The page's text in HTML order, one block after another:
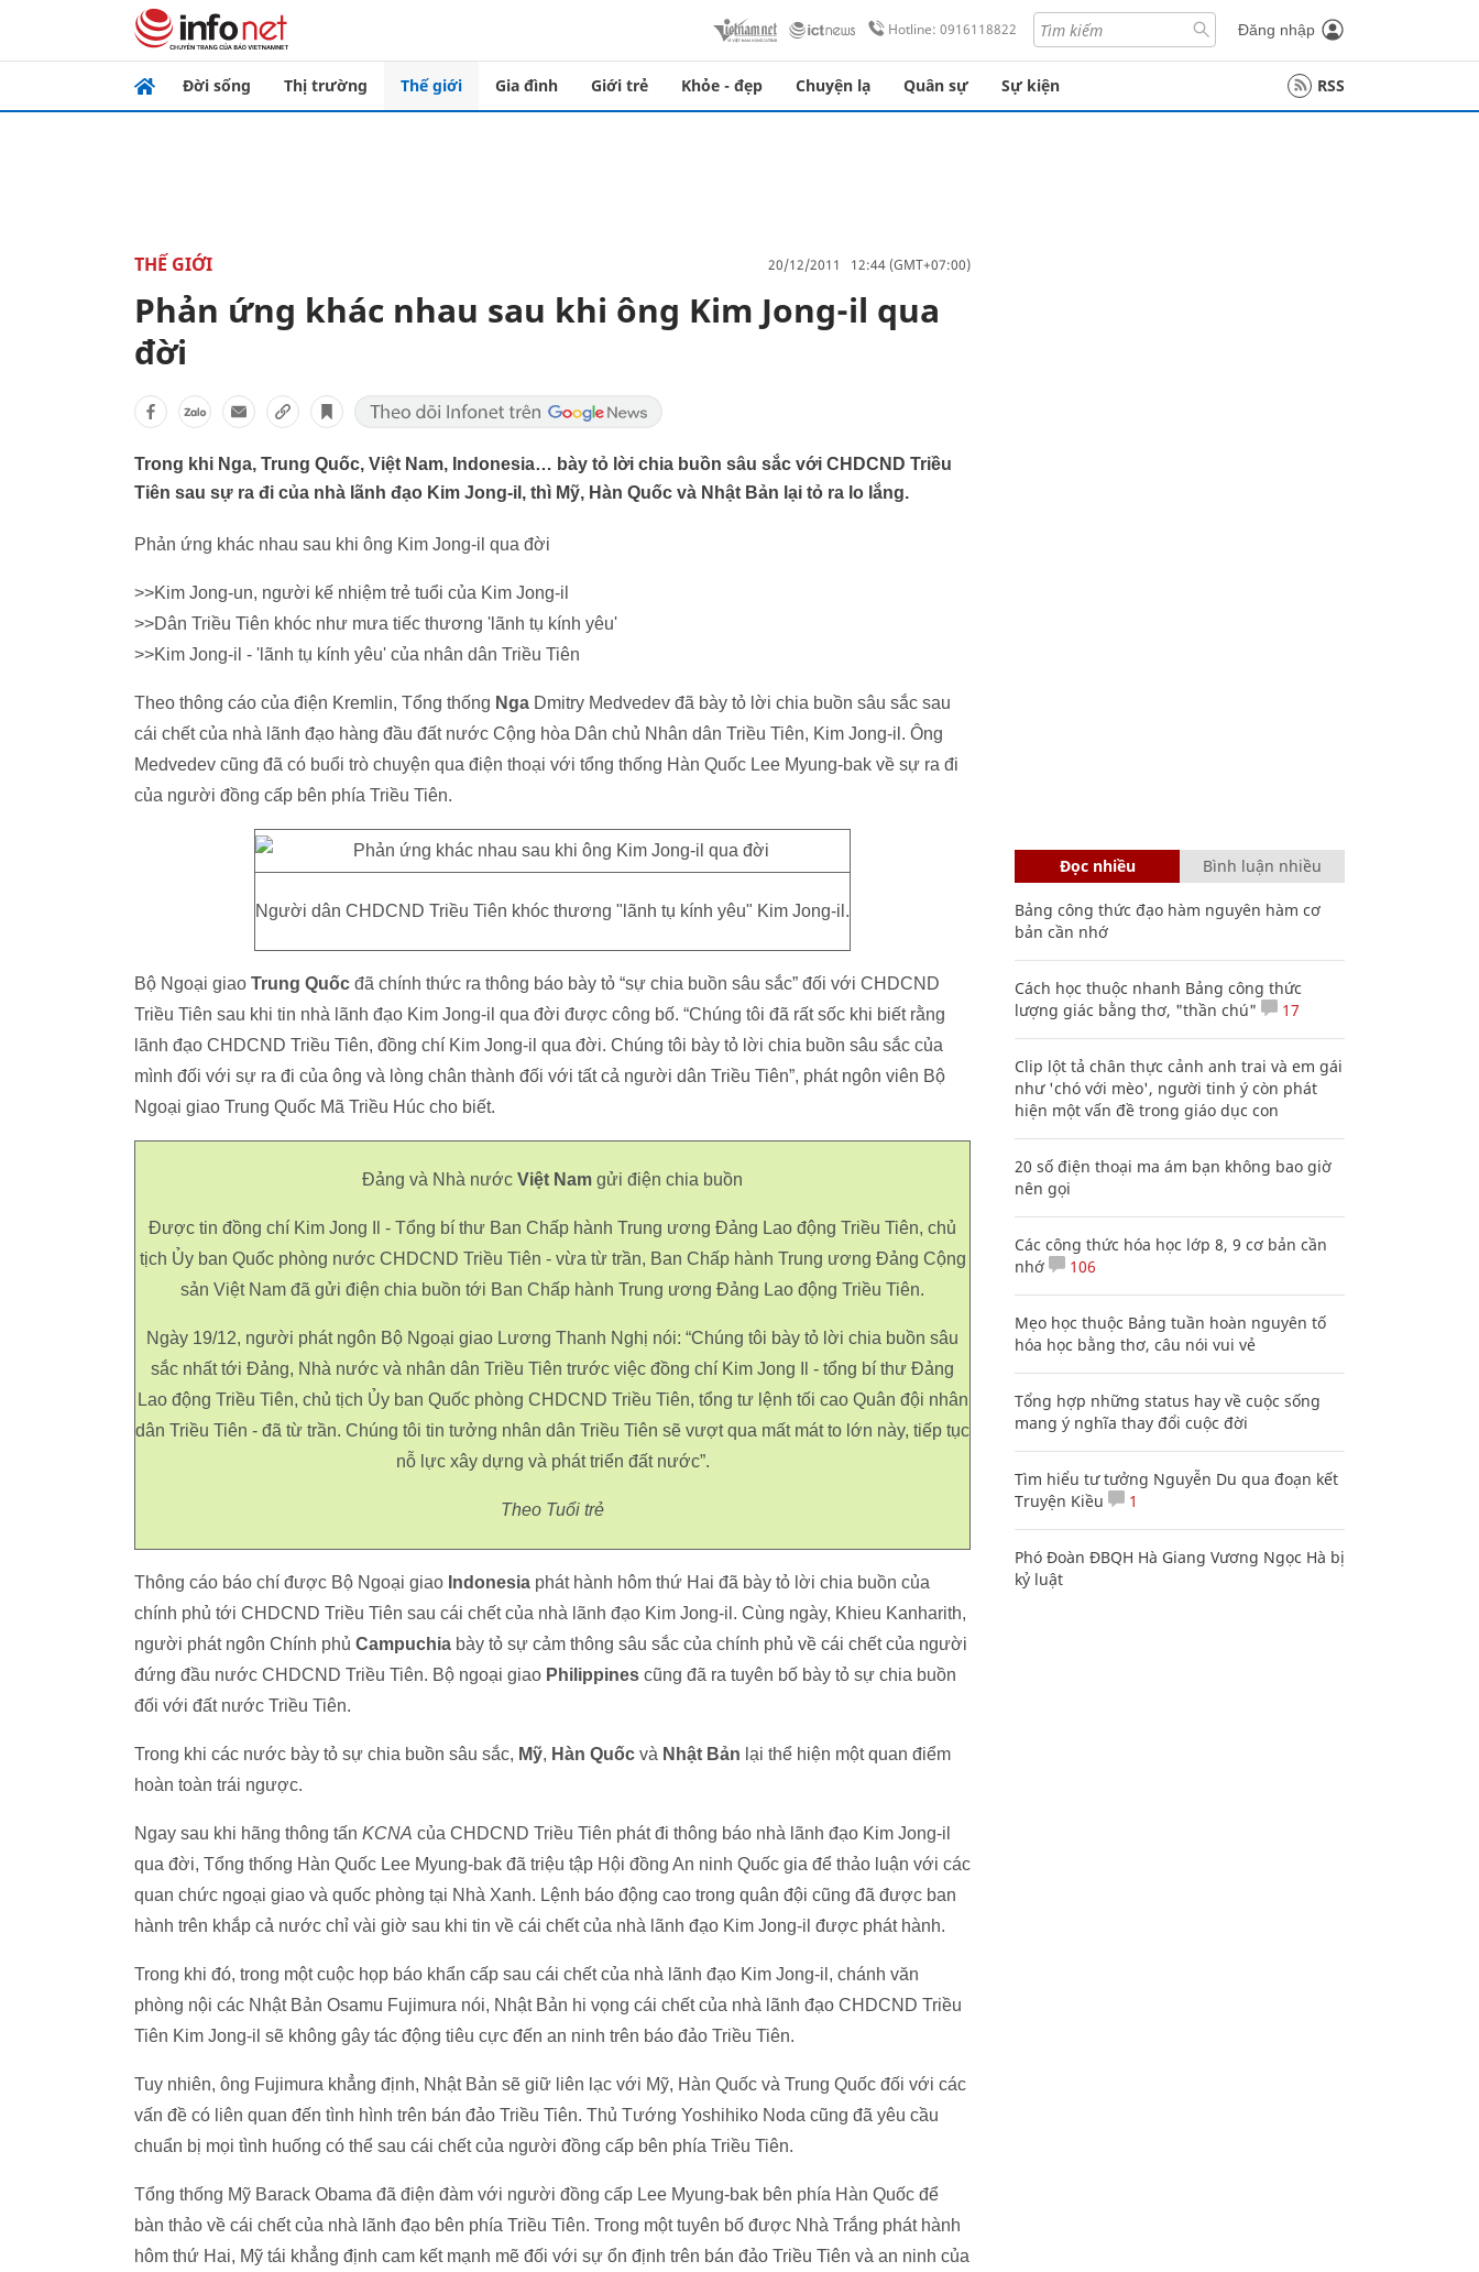
Hotline: 0916118822 Đăng nhập
Đời sống Thị trường Thế giới Gia đình Giới trẻ Khỏe - đẹp Chuyện lạ Quân sự Sự kiện RSS
THẾ GIỚI 20/12/2011 12:44 (GMT+07:00)
Phản ứng khác nhau sau khi ông Kim Jong-il qua
đời
Trong khi Nga, Trung Quốc, Việt Nam, Indonesia… bày tỏ lời chia buồn sâu sắc với CHDCND Triều
Tiên sau sự ra đi của nhà lãnh đạo Kim Jong-il, thì Mỹ, Hàn Quốc và Nhật Bản lại tỏ ra lo lắng.
Phản ứng khác nhau sau khi ông Kim Jong-il qua đời
>>Kim Jong-un, người kế nhiệm trẻ tuổi của Kim Jong-il
>>Dân Triều Tiên khóc như mưa tiếc thương 'lãnh tụ kính yêu'
>>Kim Jong-il - 'lãnh tụ kính yêu' của nhân dân Triều Tiên
Theo thông cáo của điện Kremlin, Tổng thống Nga Dmitry Medvedev đã bày tỏ lời chia buồn sâu sắc sau
cái chết của nhà lãnh đạo hàng đầu đất nước Cộng hòa Dân chủ Nhân dân Triều Tiên, Kim Jong-il. Ông
Medvedev cũng đã có buổi trò chuyện qua điện thoại với tổng thống Hàn Quốc Lee Myung-bak về sự ra đi
của người đồng cấp bên phía Triều Tiên.
Người dân CHDCND Triều Tiên khóc thương "lãnh tụ kính yêu" Kim Jong-il.
Bộ Ngoại giao Trung Quốc đã chính thức ra thông báo bày tỏ “sự chia buồn sâu sắc” đối với CHDCND
Triều Tiên sau khi tin nhà lãnh đạo Kim Jong-il qua đời được công bố. “Chúng tôi đã rất sốc khi biết rằng
lãnh đạo CHDCND Triều Tiên, đồng chí Kim Jong-il qua đời. Chúng tôi bày tỏ lời chia buồn sâu sắc của
mình đối với sự ra đi của ông và lòng chân thành đối với tất cả người dân Triều Tiên”, phát ngôn viên Bộ
Ngoại giao Trung Quốc Mã Triều Húc cho biết.
Đảng và Nhà nước Việt Nam gửi điện chia buồn
Được tin đồng chí Kim Jong Il - Tổng bí thư Ban Chấp hành Trung ương Đảng Lao động Triều Tiên, chủ
tịch Ủy ban Quốc phòng nước CHDCND Triều Tiên - vừa từ trần, Ban Chấp hành Trung ương Đảng Cộng
sản Việt Nam đã gửi điện chia buồn tới Ban Chấp hành Trung ương Đảng Lao động Triều Tiên.
Ngày 19/12, người phát ngôn Bộ Ngoại giao Lương Thanh Nghị nói: “Chúng tôi bày tỏ lời chia buồn sâu
sắc nhất tới Đảng, Nhà nước và nhân dân Triều Tiên trước việc đồng chí Kim Jong Il - tổng bí thư Đảng
Lao động Triều Tiên, chủ tịch Ủy ban Quốc phòng CHDCND Triều Tiên, tổng tư lệnh tối cao Quân đội nhân
dân Triều Tiên - đã từ trần. Chúng tôi tin tưởng nhân dân Triều Tiên sẽ vượt qua mất mát to lớn này, tiếp tục
nỗ lực xây dựng và phát triển đất nước”.
Theo Tuổi trẻ
Thông cáo báo chí được Bộ Ngoại giao Indonesia phát hành hôm thứ Hai đã bày tỏ lời chia buồn của
chính phủ tới CHDCND Triều Tiên sau cái chết của nhà lãnh đạo Kim Jong-il. Cùng ngày, Khieu Kanharith,
người phát ngôn Chính phủ Campuchia bày tỏ sự cảm thông sâu sắc của chính phủ về cái chết của người
đứng đầu nước CHDCND Triều Tiên. Bộ ngoại giao Philippines cũng đã ra tuyên bố bày tỏ sự chia buồn
đối với đất nước Triều Tiên.
Trong khi các nước bày tỏ sự chia buồn sâu sắc, Mỹ, Hàn Quốc và Nhật Bản lại thể hiện một quan điểm
hoàn toàn trái ngược.
Ngay sau khi hãng thông tấn KCNA của CHDCND Triều Tiên phát đi thông báo nhà lãnh đạo Kim Jong-il
qua đời, Tổng thống Hàn Quốc Lee Myung-bak đã triệu tập Hội đồng An ninh Quốc gia để thảo luận với các
quan chức ngoại giao và quốc phòng tại Nhà Xanh. Lệnh báo động cao trong quân đội cũng đã được ban
hành trên khắp cả nước chỉ vài giờ sau khi tin về cái chết của nhà lãnh đạo Kim Jong-il được phát hành.
Trong khi đó, trong một cuộc họp báo khẩn cấp sau cái chết của nhà lãnh đạo Kim Jong-il, chánh văn
phòng nội các Nhật Bản Osamu Fujimura nói, Nhật Bản hi vọng cái chết của nhà lãnh đạo CHDCND Triều
Tiên Kim Jong-il sẽ không gây tác động tiêu cực đến an ninh trên báo đảo Triều Tiên.
Tuy nhiên, ông Fujimura khẳng định, Nhật Bản sẽ giữ liên lạc với Mỹ, Hàn Quốc và Trung Quốc đối với các
vấn đề có liên quan đến tình hình trên bán đảo Triều Tiên. Thủ Tướng Yoshihiko Noda cũng đã yêu cầu
chuẩn bị mọi tình huống có thể sau cái chết của người đồng cấp bên phía Triều Tiên.
Tổng thống Mỹ Barack Obama đã điện đàm với người đồng cấp Lee Myung-bak bên phía Hàn Quốc để
bàn thảo về cái chết của nhà lãnh đạo bên phía Triều Tiên. Trong một tuyên bố được Nhà Trắng phát hành
hôm thứ Hai, Mỹ tái khẳng định cam kết mạnh mẽ đối với sự ổn định trên bán đảo Triều Tiên và an ninh của
Đọc nhiều Bình luận nhiều
Bảng công thức đạo hàm nguyên hàm cơ
bản cần nhớ
Cách học thuộc nhanh Bảng công thức
lượng giác bằng thơ, "thần chú"
17
Clip lột tả chân thực cảnh anh trai và em gái
như 'chó với mèo', người tinh ý còn phát
hiện một vấn đề trong giáo dục con
20 số điện thoại ma ám bạn không bao giờ
nên gọi
Các công thức hóa học lớp 8, 9 cơ bản cần
nhớ
106
Mẹo học thuộc Bảng tuần hoàn nguyên tố
hóa học bằng thơ, câu nói vui vẻ
Tổng hợp những status hay về cuộc sống
mang ý nghĩa thay đổi cuộc đời
Tìm hiểu tư tưởng Nguyễn Du qua đoạn kết
Truyện Kiều
1
Phó Đoàn ĐBQH Hà Giang Vương Ngọc Hà bị
kỷ luật